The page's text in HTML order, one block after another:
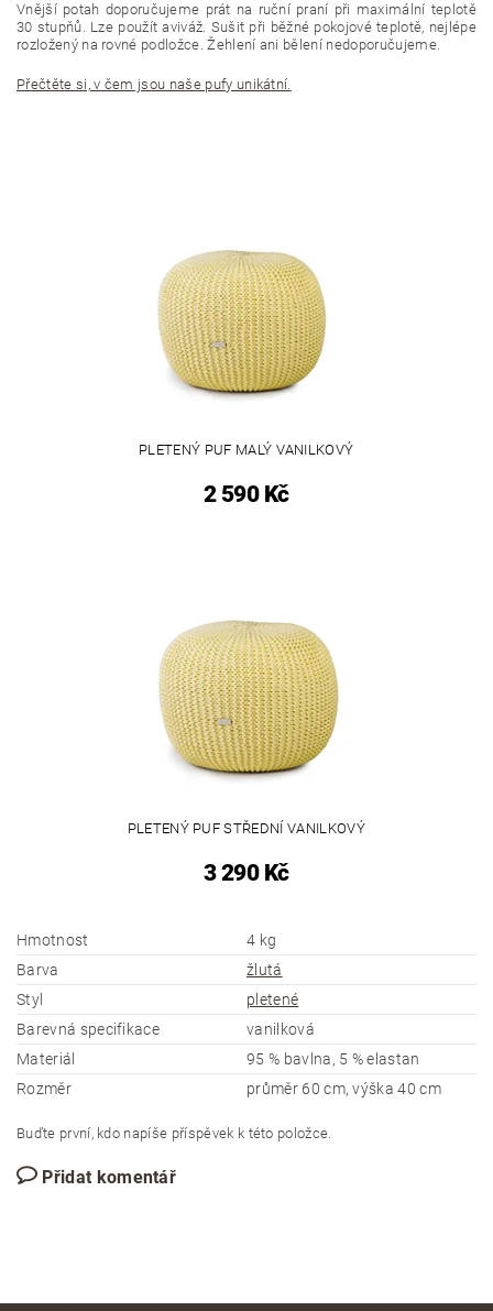
Vnější potah doporučujeme prát na ruční praní při maximální teplotě
30 stupňů. Lze použít aviváž. Sušit při běžné pokojové teplotě, nejlépe
rozložený na rovné podložce. Žehlení ani bělení nedoporučujeme.
Přečtěte si, v čem jsou naše pufy unikátní.
PLETENÝ PUF MALÝ VANILKOVÝ
2 590 Kč
PLETENÝ PUF STŘEDNÍ VANILKOVÝ
3 290 Kč
Hmotnost
4 kg
Barva
žlutá
Styl
pletené
Barevná specifikace
vanilková
Materiál
95 % bavlna, 5 % elastan
Rozměr
průměr 60 cm, výška 40 cm
Buďte první, kdo napíše příspěvek k této položce.
Přidat komentář